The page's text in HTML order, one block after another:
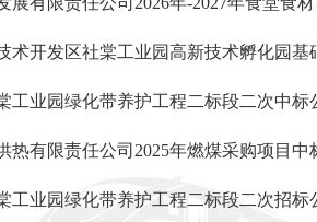
术开发区社棠工业园高新技术孵化园基
工业园绿化带养护工程二标段二次中标
热有限责任公司2025年燃煤采购项目中
工业园绿化带养护工程二标段二次招标